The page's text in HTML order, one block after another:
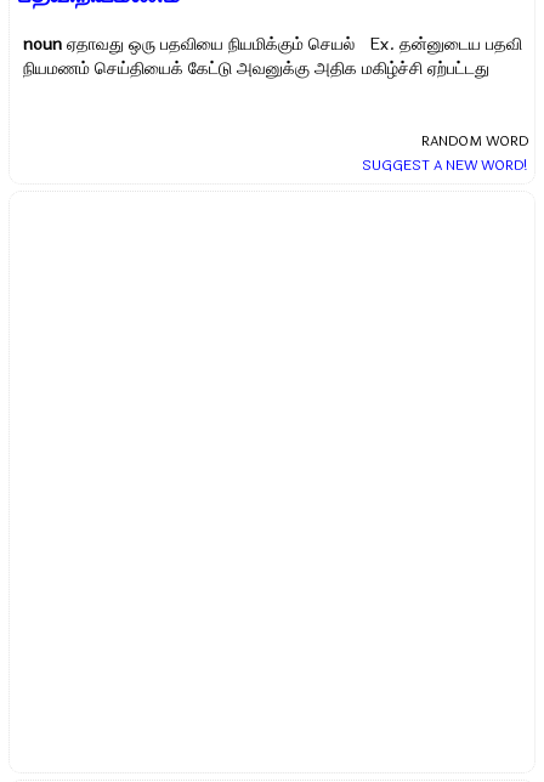
noun ஏதாவது ஒரு பதவியை நியமிக்கும் செயல் Ex.தன்னுடைய பதவி
நியமணம் செய்தியைக் கேட்டு அவனுக்கு அதிக மகிழ்ச்சி ஏற்பட்டது
RANDOM WORD
SUGGEST A NEW WORD!